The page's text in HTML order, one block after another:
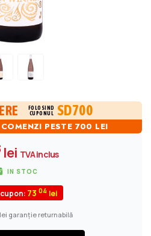
FOLOSIND
CUPONUL
SD700
PESTE 700 LEI
lei TVA inclus
IN STOC
73 04
lei garanție returnabilă